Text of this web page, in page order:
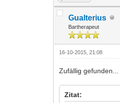
Gualterius
Bartherapeut
16-10-2015, 21:08
Zufällig
Zitat: